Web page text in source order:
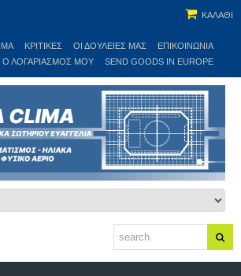
ΚΑΛΑΘΙ
ΚΡΙΤΙΚΕΣ ΟΙ ΔΟΥΛΕΙΈΣ ΜΑΣ
ΕΠΙΚΟΙΝΩΝΊΑ
Ο ΛΟΓΑΡΙΑΣΜΌΣ ΜΟΥ
SEND GOODS IN EUROPE